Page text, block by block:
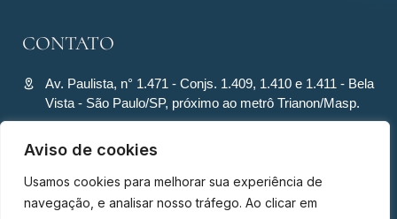
Aviso de cookies
Usamos cookies para melhorar sua experiência de
navegação, e analisar nosso tráfego. Ao clicar em
CONTATO
Av. Paulista, n° 1.471 - Conjs. 1.409, 1.410 e 1.411 - Bela
Vista - São Paulo/SP, próximo ao metrô Trianon/Masp.
(11) 94280-4701